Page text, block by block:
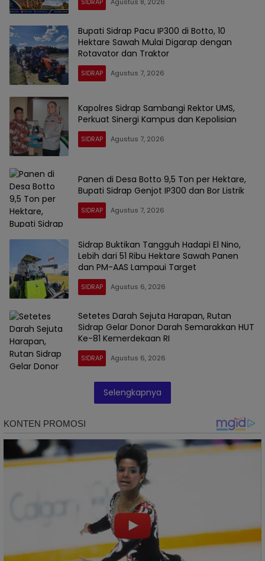
SIDRAP Agustus 8, 2026
Bupati Sidrap Pacu IP300 di Botto, 10
Hektare Sawah Mulai Digarap dengan
Rotavator dan Traktor
SIDRAP Agustus 7, 2026
Kapolres Sidrap Sambangi Rektor UMS,
Perkuat Sinergi Kampus dan Kepolisian
SIDRAP Agustus 7, 2026
Panen di Desa Botto 9,5 Ton per Hektare,
Bupati Sidrap Genjot IP300 dan Bor Listrik
SIDRAP Agustus 7, 2026
Sidrap Buktikan Tangguh Hadapi El Nino,
Lebih dari 51 Ribu Hektare Sawah Panen
dan PM-AAS Lampaui Target
SIDRAP Agustus 6, 2026
Setetes Darah Sejuta Harapan, Rutan
Sidrap Gelar Donor Darah Semarakkan HUT
Ke-81 Kemerdekaan RI
SIDRAP Agustus 6, 2026
Selengkapnya